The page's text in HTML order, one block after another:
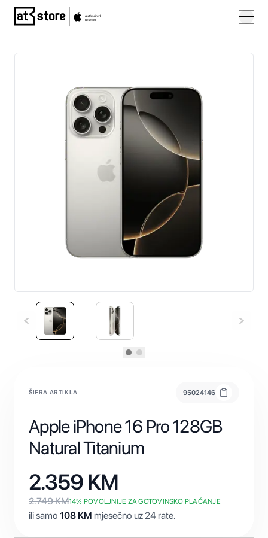
Posjetite početnu stranicu AT Store
ŠIFRA ARTIKLA 95024146
Apple iPhone 16 Pro 128GB
Natural Titanium
2.359 KM
2.749KM14% POVOLJNIJE ZA GOTOVINSKO PLAĆANJE
ili samo 108 KM mjesečno uz 24 rate.